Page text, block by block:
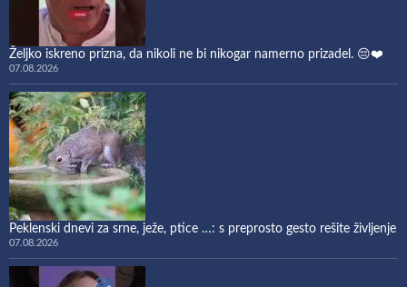
Željko iskreno prizna, da nikoli ne bi nikogar namerno prizadel. 😔❤️
07.08.2026
Peklenski dnevi za srne, ježe, ptice …: s preprosto gesto rešite življenje
07.08.2026